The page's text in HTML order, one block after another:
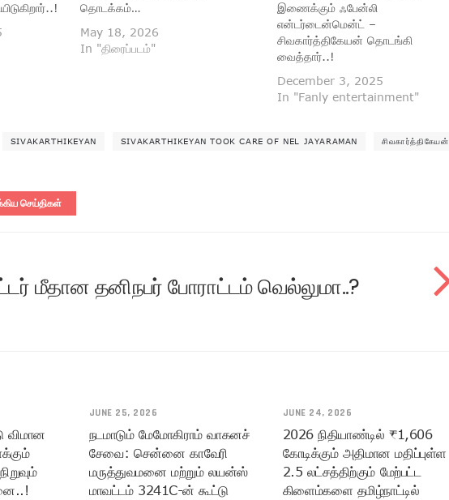
தொடக்கம்…
May 18, 2026
In "திரைப்படம்"
இணைக்கும் ஃபேன்லி
என்டர்டைன்மென்ட் –
சிவகார்த்திகேயன் தொடங்கி
வைத்தார்..!
December 3, 2025
In "Fanly entertainment"
SIVAKARTHIKEYAN SIVAKARTHIKEYAN TOOK CARE OF NEL JAYARAMAN சிவகார்த்திகேயன்
செய்திகள்
மீதான தனிநபர் போராட்டம் வெல்லுமா..?
விமான
JUNE 25, 2026
நடமாடும் மேமோகிராம் வாகனச்
சேவை: சென்னை காவேரி
மருத்துவமனை மற்றும் லயன்ஸ்
மாவட்டம் 3241C-ன் கூட்டு
JUNE 24, 2026
2026 நிதியாண்டில் ₹1,606
கோடிக்கும் அதிமான மதிப்புள்ள
2.5 லட்சத்திற்கும் மேற்பட்ட
கிளைம்களை தமிழ்நாட்டில்